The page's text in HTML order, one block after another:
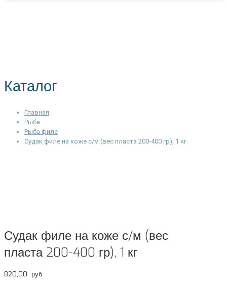
Каталог
Главная
Рыба
Рыба филе
Судак филе на коже с/м (вес пласта 200-400 гр), 1 кг
Судак филе на коже с/м (вес
пласта 200-400 гр), 1 кг
820,00 руб.